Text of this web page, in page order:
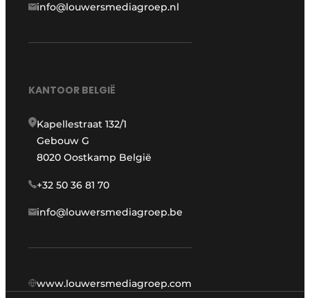
info@louwersmediagroep.nl
KANTOOR BELGIË
Kapellestraat 132/1
Gebouw G
8020 Oostkamp België
+32 50 36 81 70
info@louwersmediagroep.be
www.louwersmediagroep.com